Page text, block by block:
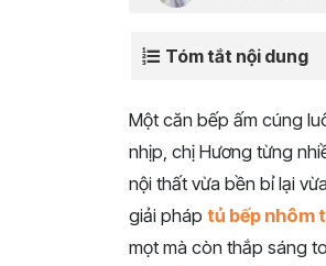
Tóm tắt nội dung
Một căn bếp ấm cúng
nhịp, chị Hương từng
nội thất vừa bền bỉ lại
giải pháp tủ bếp nhôm
mọt mà còn thắp sáng